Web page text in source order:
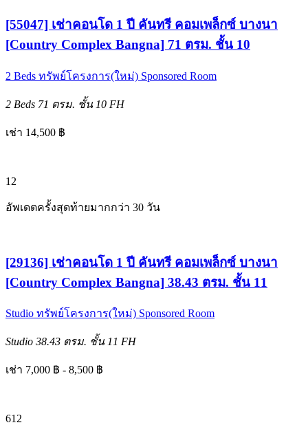
[55047] เช่าคอนโด 1 ปี คันทรี คอมเพล็กซ์ บางนา
[Country Complex Bangna] 71 ตรม. ชั้น 10
2 Beds ทรัพย์โครงการ(ใหม่) Sponsored Room
2 Beds 71 ตรม. ชั้น 10 FH
เช่า 14,500 ฿
12
อัพเดตครั้งสุดท้ายมากกว่า 30 วัน
[29136] เช่าคอนโด 1 ปี คันทรี คอมเพล็กซ์ บางนา
[Country Complex Bangna] 38.43 ตรม. ชั้น 11
Studio ทรัพย์โครงการ(ใหม่) Sponsored Room
Studio 38.43 ตรม. ชั้น 11 FH
เช่า 7,000 ฿ - 8,500 ฿
612